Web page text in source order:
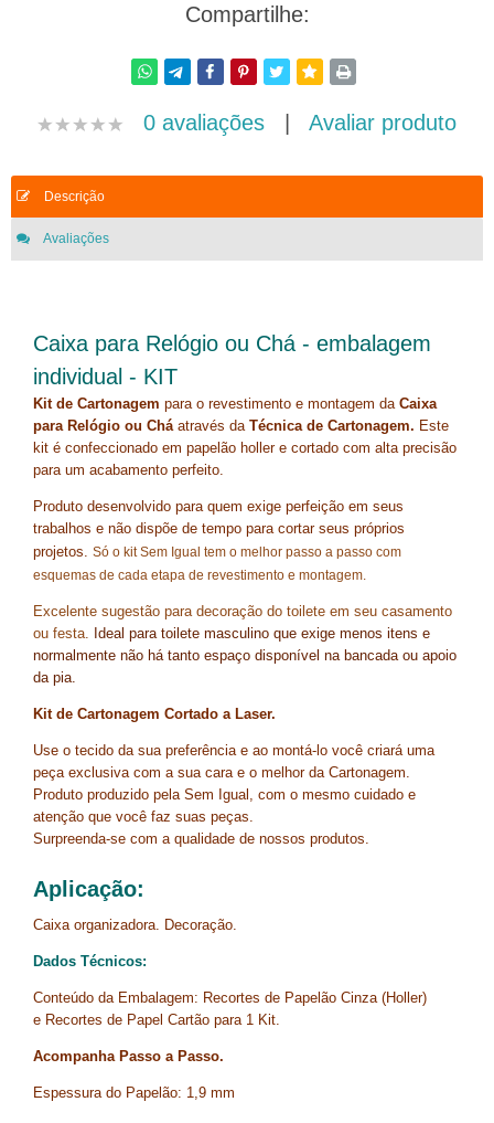
Compartilhe:
0 avaliações | Avaliar produto
Descrição
Avaliações
Caixa para Relógio ou Chá - embalagem
individual - KIT
Kit de Cartonagem para o revestimento e montagem da Caixa
para Relógio ou Chá através da Técnica de Cartonagem. Este
kit é confeccionado em papelão holler e cortado com alta precisão
para um acabamento perfeito.
Produto desenvolvido para quem exige perfeição em seus
trabalhos e não dispõe de tempo para cortar seus próprios
projetos. Só o kit Sem Igual tem o melhor passo a passo com
esquemas de cada etapa de revestimento e montagem.
Excelente sugestão para decoração do toilete em seu casamento
ou festa. Ideal para toilete masculino que exige menos itens e
normalmente não há tanto espaço disponível na bancada ou apoio
da pia.
Kit de Cartonagem Cortado a Laser.
Use o tecido da sua preferência e ao montá-lo você criará uma
peça exclusiva com a sua cara e o melhor da Cartonagem.
Produto produzido pela Sem Igual, com o mesmo cuidado e
atenção que você faz suas peças.
Surpreenda-se com a qualidade de nossos produtos.
Aplicação:
Caixa organizadora. Decoração
Dados Técnicos:
Conteúdo da Embalagem: Recortes de Papelão Cinza (Holler)
e Recortes de Papel Cartão para 1 Kit.
Acompanha Passo a Passo.
Espessura do Papelão: 1,9 mm